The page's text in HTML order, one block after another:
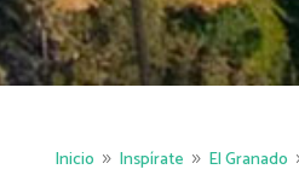
Inicio 9 Inspírate 9 El Granado